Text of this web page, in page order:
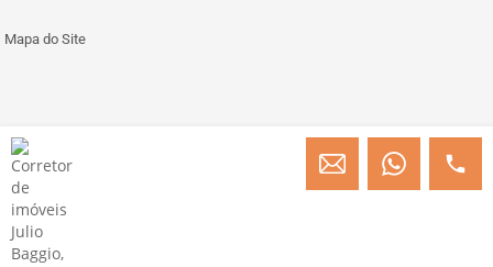
Mapa do Site
© Copyright 2013 » 2026 Engenheiro Julio C. Baggio - Corretor de Imóveis